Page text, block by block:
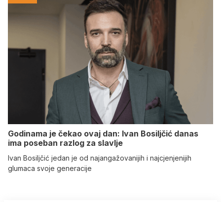
Godinama je čekao ovaj dan: Ivan Bosiljčić danas
ima poseban razlog za slavlje
Ivan Bosiljčić jedan je od najangažovanijih i najcjenjenijih
glumaca svoje generacije